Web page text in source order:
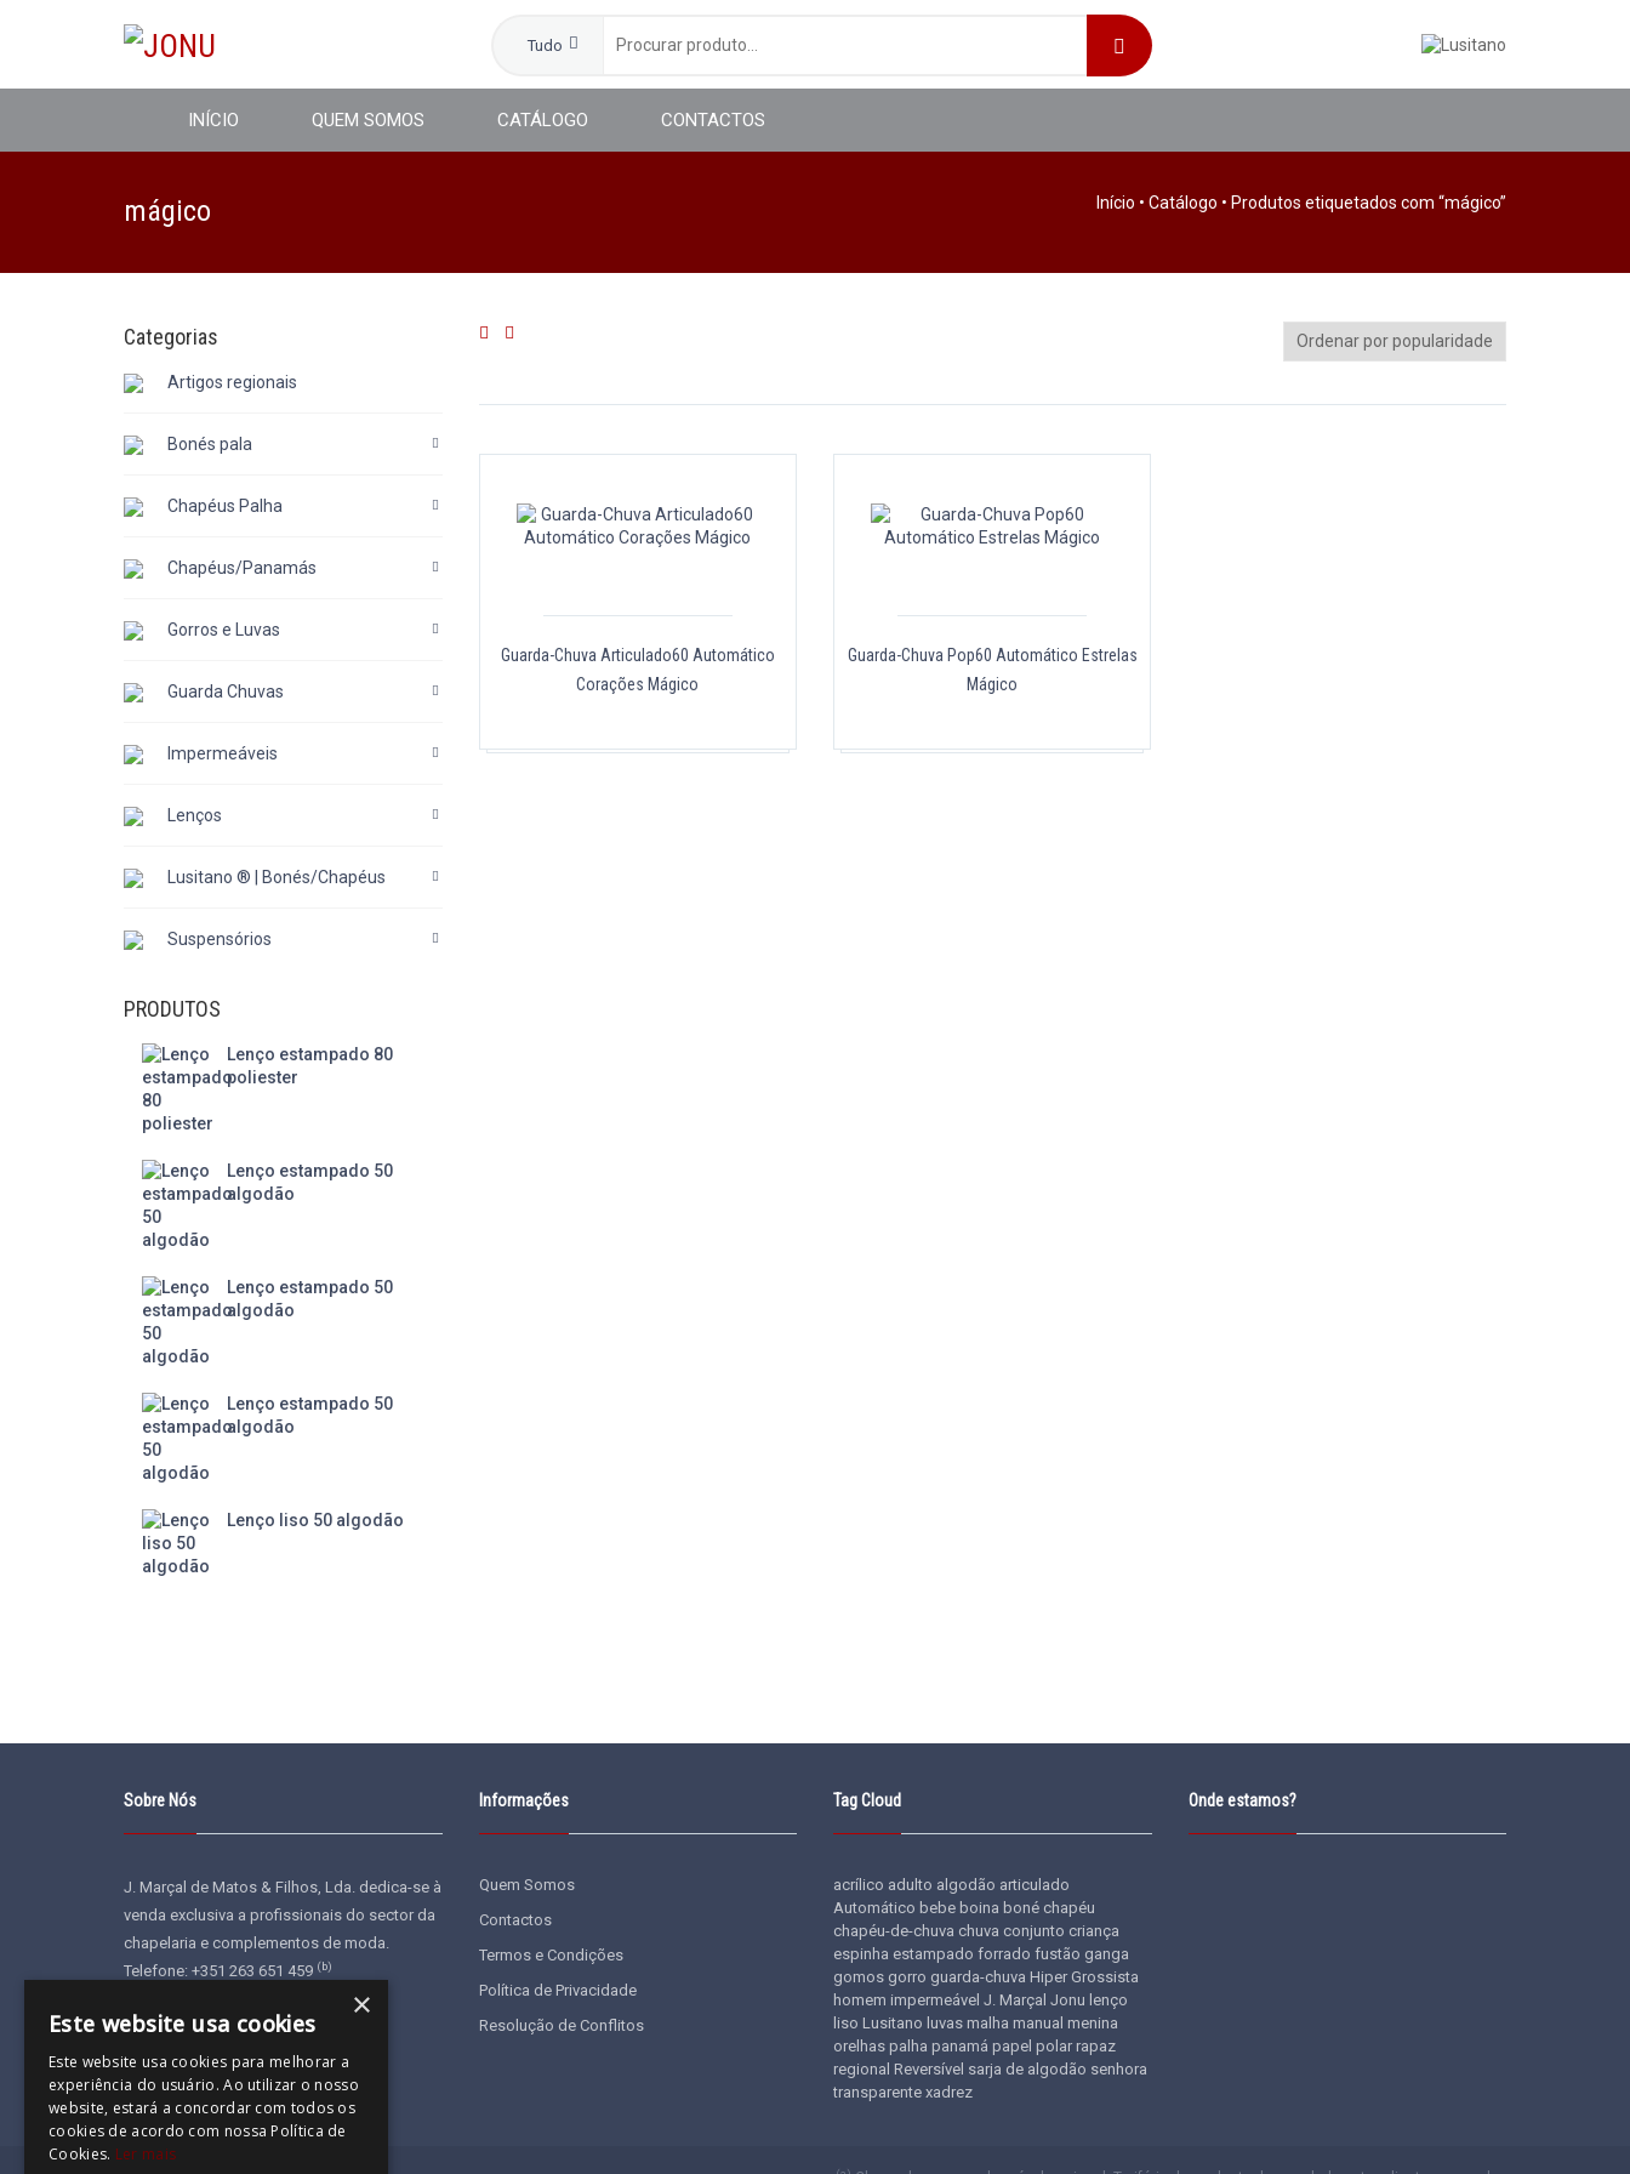
Tudo
INÍCIO QUEM SOMOS CATÁLOGO CONTACTOS
mágico Início • Catálogo • Produtos etiquetados com “mágico”
Guarda-Chuva Articulado60 Automático
Corações Mágico
Guarda-Chuva Pop60 Automático Estrelas
Mágico
Categorias
Artigos regionais
Bonés pala
Chapéus Palha
Chapéus/Panamás
Gorros e Luvas
Guarda Chuvas
Impermeáveis
Lenços
Lusitano ® | Bonés/Chapéus
Suspensórios
PRODUTOS
Lenço estampado 80
poliester
Lenço estampado 50
algodão
Lenço estampado 50
algodão
Lenço estampado 50
algodão
Lenço liso 50 algodão
Sobre Nós
J. Marçal de Matos & Filhos, Lda. dedica-se à
venda exclusiva a profissionais do sector da
chapelaria e complementos de moda.
Telefone: +351 263 651 459 (b)
Informações
Quem Somos
Contactos
Termos e Condições
Política de Privacidade
Resolução de Conflitos
Tag Cloud
acrílico adulto algodão articulado
Automático bebe boina boné chapéu
chapéu-de-chuva chuva conjunto criança
espinha estampado forrado fustão ganga
gomos gorro guarda-chuva Hiper Grossista
homem impermeável J. Marçal Jonu lenço
liso Lusitano luvas malha manual menina
orelhas palha panamá papel polar rapaz
regional Reversível sarja de algodão senhora
transparente xadrez
Onde estamos?
×
Este website usa cookies
Este website usa cookies para melhorar a
experiência do usuário. Ao utilizar o nosso
website, estará a concordar com todos os
cookies de acordo com nossa Política de
Cookies. Ler mais